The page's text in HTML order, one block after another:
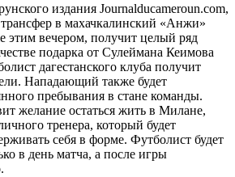
издания Journalducameroun.com,
в махачкалинский «Анжи»
этим вечером, получит целый ряд
подарка от Сулеймана Кеимова
дагестанского клуба получит
Нападающий также будет
пребывания в стане команды.
желание остаться жить в Милане,
тренера, который будет
себя в форме. Футболист будет
в день матча, а после игры